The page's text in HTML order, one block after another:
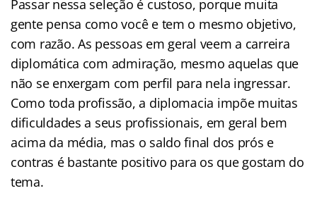
Passar nessa seleção é custoso, porque muita
gente pensa como você e tem o mesmo objetivo,
com razão. As pessoas em geral veem a carreira
diplomática com admiração, mesmo aquelas que
não se enxergam com perfil para nela ingressar.
Como toda profissão, a diplomacia impõe muitas
dificuldades a seus profissionais, em geral bem
acima da média, mas o saldo final dos prós e
contras é bastante positivo para os que gostam do
tema.